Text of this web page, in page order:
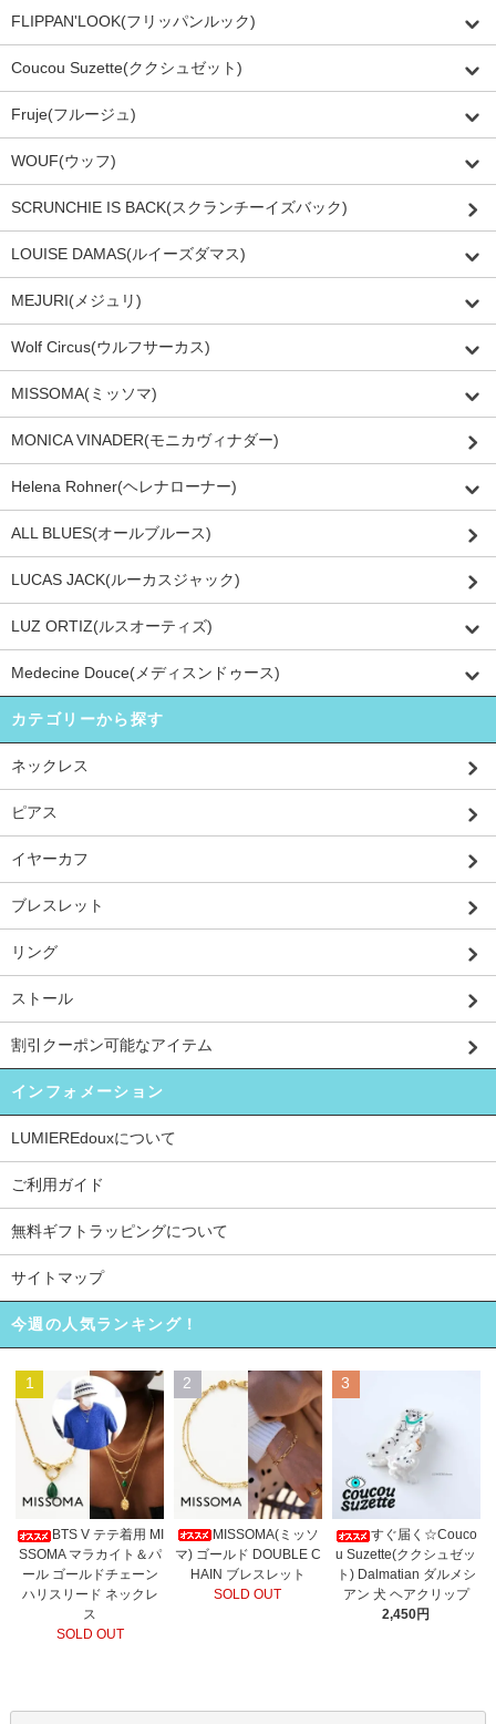
FLIPPAN'LOOK(フリッパンルック)
Coucou Suzette(ククシュゼット)
Fruje(フルージュ)
WOUF(ウッフ)
SCRUNCHIE IS BACK(スクランチーイズバック)
LOUISE DAMAS(ルイーズダマス)
MEJURI(メジュリ)
Wolf Circus(ウルフサーカス)
MISSOMA(ミッソマ)
MONICA VINADER(モニカヴィナダー)
Helena Rohner(ヘレナローナー)
ALL BLUES(オールブルース)
LUCAS JACK(ルーカスジャック)
LUZ ORTIZ(ルスオーティズ)
Medecine Douce(メディスンドゥース)
カテゴリーから探す
ネックレス
ピアス
イヤーカフ
ブレスレット
リング
ストール
割引クーポン可能なアイテム
インフォメーション
LUMIEREdouxについて
ご利用ガイド
無料ギフトラッピングについて
サイトマップ
今週の人気ランキング！
1
BTS V テテ着用 MI
SSOMA マラカイト＆パ
ール ゴールドチェーン
ハリスリード ネックレ
ス
SOLD OUT
2
MISSOMA(ミッソ
マ) ゴールド DOUBLE C
HAIN ブレスレット
SOLD OUT
3
すぐ届く☆Couco
u Suzette(ククシュゼッ
ト) Dalmatian ダルメシ
アン 犬 ヘアクリップ
2,450円